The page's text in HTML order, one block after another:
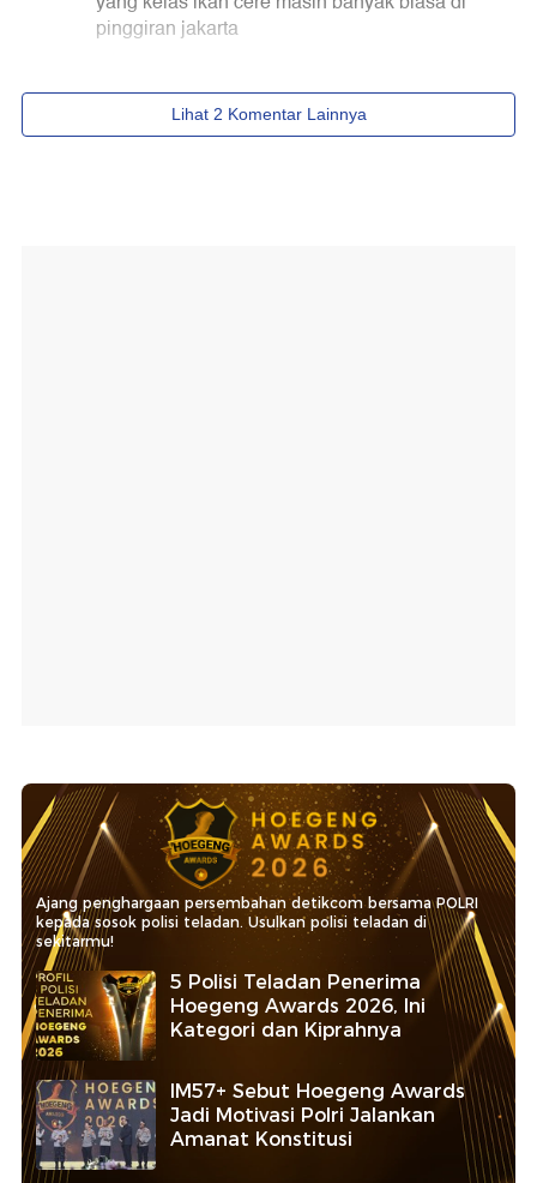
Ajang penghargaan persembahan detikcom bersama POLRI
kepada sosok polisi teladan. Usulkan polisi teladan di
sekitarmu!
5 Polisi Teladan Penerima
Hoegeng Awards 2026, Ini
Kategori dan Kiprahnya
IM57+ Sebut Hoegeng Awards
Jadi Motivasi Polri Jalankan
Amanat Konstitusi